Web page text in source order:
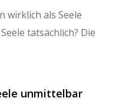
wirklich als Seele
tatsächlich? Die
unmittelbar